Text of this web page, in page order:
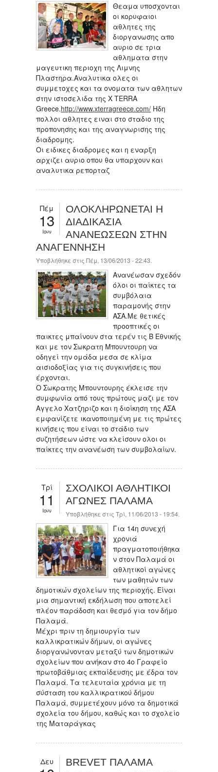
Θεαμα υποσχονται
οι κορυφαιοι
αθλητες της
διοργανωσης απο
αυριο σε τρια
αθληματα στην
μαγευτικη περιοχη της Λιμνης
Πλαστηρα.Αναλυτικα ολες οι
συμμετοχες και τα ονοματα των αθλητων
στην ιστοσελιδα της X TERRA
Greece.http://www.xterragreece.com/ Ηδη
πoλλοι αθλητες ειναι στο σταδιο της
προπονησης και της αναγνωρισης της
διαδρομης.
Οι ειδικες διαδρομες και η εναρξη
αρχιζει αυριο οπου θα υπαρχουν και
αναλυτικα ρεπορταζ
Πέμ
13
Ιουν
ΟΛΟΚΛΗΡΩΝΕΤΑΙ Η
ΔΙΑΔΙΚΑΣΙΑ
ΑΝΑΝΕΩΣΕΩΝ ΣΤΗΝ
ΑΝΑΓΕΝΝΗΣΗ
Υποβλήθηκε στις Πέμ, 13/06/2013 - 22:43.
Ανανέωσαν σχεδόν
όλοι οι παίκτες τα
συμβόλαια
παραμονής στην
ΑΣΑ.Με θετικές
προοπτικές οι
παικτες μπαίνουν στα τερέν τις Β Εθνικής
και με τον Σωκρατη Μπουντουρη να
οδηγεί την ομάδα μεσα σε κλίμα
αισιοδοξίας για τις συγκινήσεις που
έρχονται.
Ο Σωκρατης Μπουντουρης έκλεισε την
συμφωνία από τους πρώτους μαζι με τον
Αγγελο Χατζηριζο και η διοίκηση της ΑΣΑ
εμφανίζετε ικανοποιημένη με τις πρώτες
κινήσεις που είναι το στάδιο των
συζητήσεων ώστε να κλείσουν ολοι οι
παίκτες την ανανέωση των συμβολαίων.
Τρί
11
Ιουν
ΣΧΟΛΙΚΟΙ ΑΘΛΗΤΙΚΟΙ
ΑΓΩΝΕΣ ΠΑΛΑΜΑ
Υποβλήθηκε στις Τρί, 11/06/2013 - 19:54.
Για 14η συνεχή
χρονιά
πραγματοποιήθηκα
ν στον Παλαμά οι
αθλητικοί αγώνες
των μαθητών των
δημοτικών σχολείων της περιοχής. Είναι
μια σημαντική εκδήλωση που αποτελεί
πλέον παράδοση και θεσμό για τον δήμο
Παλαμά.
Μέχρι πριν τη δημιουργία των
καλλικρατικών δήμων, οι αγώνες
διοργανώνονταν μεταξύ των δημοτικών
σχολείων που ανήκαν στο 4ο Γραφείο
πρωτοβάθμιας εκπαίδευσης με έδρα τον
Παλαμά. Τα τελευταία χρόνια με τη
σύσταση του καλλικρατικού δήμου
Παλαμά, συμμετέχουν μόνο τα δημοτικά
σχολεία του δήμου, καθώς και το σχολείο
της Ματαράγκας
Δευ BREVET ΠΑΛΑΜΑ